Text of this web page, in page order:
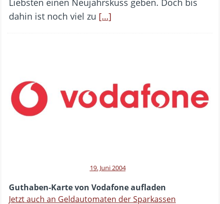
dahin ist noch viel zu […]
19. Juni 2004
Guthaben-Karte von Vodafone aufladen
Jetzt auch an Geldautomaten der Sparkassen